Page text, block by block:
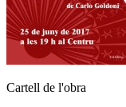
Cartell de l'obra